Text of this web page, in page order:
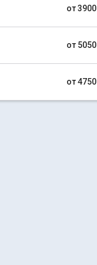
от 3900
от 5050
от 4750